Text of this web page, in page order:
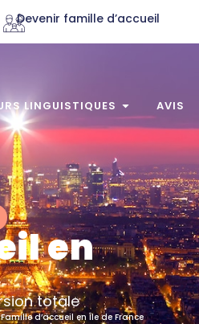
Devenir famille d’accueil
LINGUISTIQUES AVIS
en
totale
Famille d’accueil en Île de France